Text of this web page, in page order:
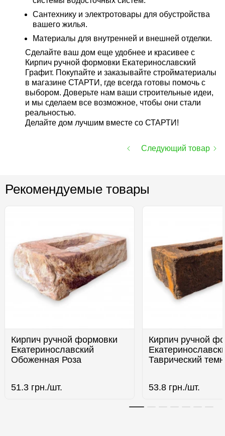
Сантехнику и электротовары для обустройства
вашего жилья.
Материалы для внутренней и внешней отделки.
Сделайте ваш дом еще удобнее и красивее с
Кирпич ручной формовки Екатеринославский
Графит. Покупайте и заказывайте стройматериалы
в магазине СТАРТИ, где всегда готовы помочь с
выбором. Доверьте нам ваши строительные идеи,
и мы сделаем все возможное, чтобы они стали
реальностью.
Делайте дом лучшим вместе со СТАРТИ!
Следующий товар
Рекомендуемые товары
Кирпич ручной формовки
Екатеринославский
Обоженная Роза
51.3 грн./шт.
Кирпич ручной
Таврический
53.8 грн./шт.